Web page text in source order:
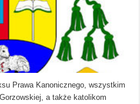
Prawa Kanonicznego, wszystkim
a także katolikom